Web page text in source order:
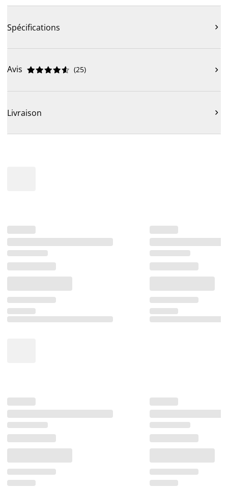
Spécifications 
Avis 




 (25) 
Livraison 